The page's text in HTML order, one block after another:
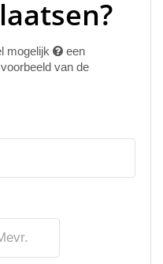
mogelijk
een
van de